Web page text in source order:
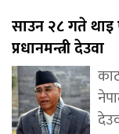
साउन २८ गते थाइ
प्रधानमन्त्री देउवा